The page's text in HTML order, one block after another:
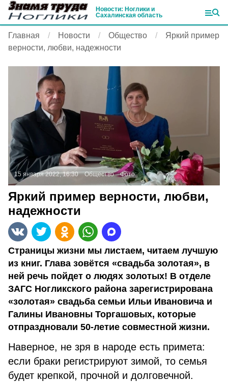
Новости: Ноглики и
Сахалинская область
Главная Новости Общество
Яркий пример
верности, любви, надежности
15 января 2022, 16:30 Общество Фото:
Яркий пример верности, любви,
надежности
Страницы жизни мы листаем, читаем лучшую
из книг. Глава зовётся «свадьба золотая», в
ней речь пойдет о людях золотых! В отделе
ЗАГС Ногликского района зарегистрирована
«золотая» свадьба семьи Ильи Ивановича и
Галины Ивановны Торгашовых, которые
отпраздновали 50-летие совместной жизни.
Наверное, не зря в народе есть примета:
если браки регистрируют зимой, то семья
будет крепкой, прочной и долговечной.